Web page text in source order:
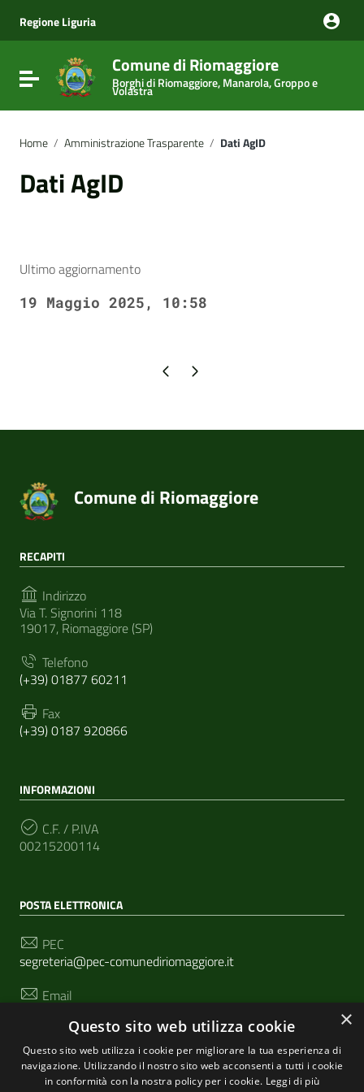
Vai al menu di navigazione
Vai al footer
Regione Liguria
Attiva / disattiva la navigazione
Comune di Riomaggiore
Borghi di Riomaggiore, Manarola, Groppo e
Volastra
Home / Amministrazione Trasparente / Dati AgID
Dati AgID
Ultimo aggiornamento
19 Maggio 2025, 10:58
Pagina precedente
Pagina successiva
Comune di Riomaggiore
RECAPITI
Indirizzo
Via T. Signorini 118
19017, Riomaggiore (SP)
Telefono
(+39) 01877 60211
Fax
(+39) 0187 920866
INFORMAZIONI
C.F. / P.IVA
00215200114
POSTA ELETTRONICA
PEC
segreteria@pec-comunediriomaggiore.it
Email
SEGUICI SU
×
Questo sito web utilizza cookie
Questo sito web utilizza i cookie per migliorare la tua esperienza di
navigazione. Utilizzando il nostro sito web acconsenti a tutti i cookie
in conformità con la nostra policy per i cookie. Leggi di più